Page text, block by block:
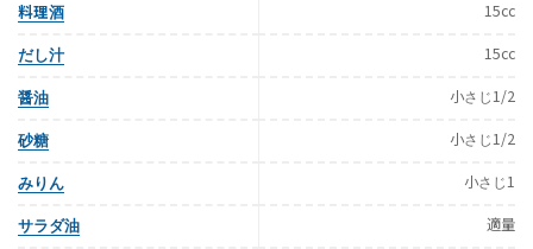
料理酒 15cc
だし汁 15cc
醤油 小さじ1/2
砂糖 小さじ1/2
みりん 小さじ1
サラダ油 適量